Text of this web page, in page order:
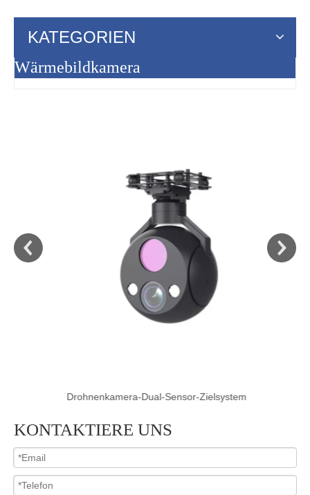
KATEGORIEN
Wärmebildkamera
Drohnenkamera-Dual-Sensor-Zielsystem
KONTAKTIERE UNS